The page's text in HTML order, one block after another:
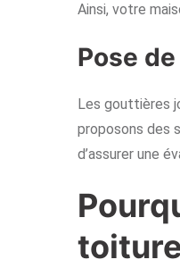
Ainsi, votre
Pose
Les gouttières
proposons des
d’assurer une